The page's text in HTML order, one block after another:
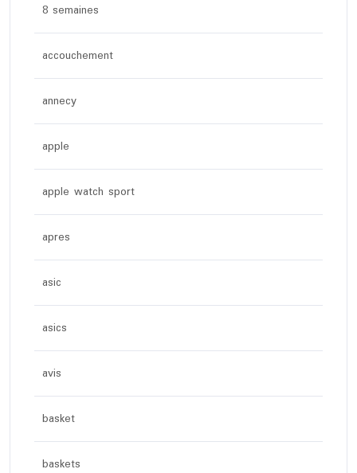
8 semaines
accouchement
annecy
apple
apple watch sport
apres
asic
asics
avis
basket
baskets